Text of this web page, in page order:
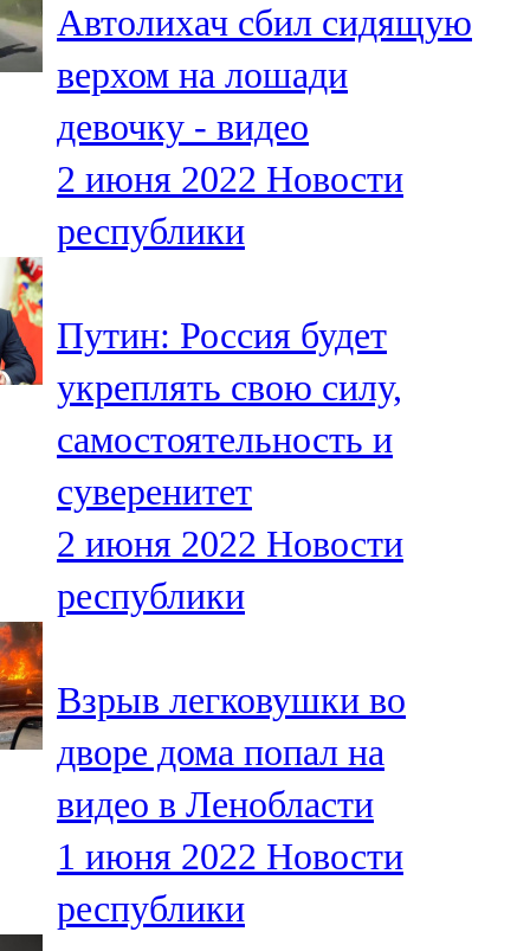
106,1 FM
Түбән Кама
102,6 FM
Чирмешән
107,7 FM
103,0 FM
Чүпрәле
91,0 FM
Шәмәрдән
102,3 FM
Яңа чишмә
Яр Чаллы
105,5 FM
Автолихач сбил сидящую
верхом на лошади
девочку - видео
2 июня 2022 Новости
республики
Путин: Россия будет
укреплять свою силу,
самостоятельность и
суверенитет
2 июня 2022 Новости
республики
Взрыв легковушки во
дворе дома попал на
видео в Ленобласти
1 июня 2022 Новости
республики